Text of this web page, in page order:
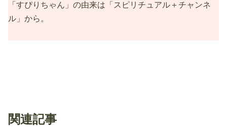
「すぴりちゃん」の由来は「スピリチュアル＋チャンネ
ル」から。
関連記事